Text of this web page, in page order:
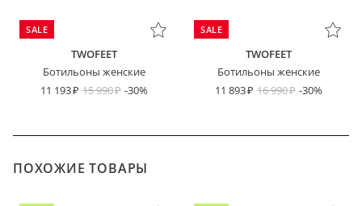
SALE
TWOFEET
Ботильоны женские
11 193
15 990 -30%
SALE
TWOFEET
Ботильоны женские
11 893
16 990 -30%
ПОХОЖИЕ ТОВАРЫ